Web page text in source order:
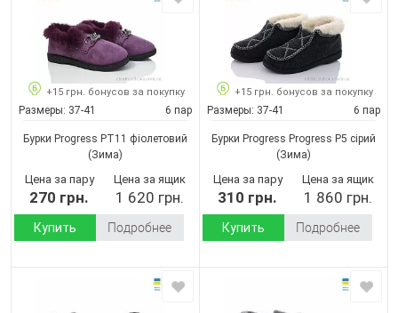
+15 грн. бонусов за покупку
Размеры: 37-41 6 пар
Бурки Progress РТ11 фіолетовий
(Зима)
Цена за пару
270 грн.
Цена за ящик
1 620 грн.
Купить Подробнее
+15 грн. бонусов за покупку
Размеры: 37-41 6 пар
Бурки Progress Progress P5 сірий
(Зима)
Цена за пару
310 грн.
Цена за ящик
1 860 грн.
Купить Подробнее